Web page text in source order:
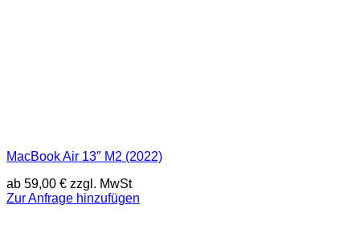
MacBook Air 13″ M2 (2022)
ab 59,00 € zzgl. MwSt
Zur Anfrage hinzufügen